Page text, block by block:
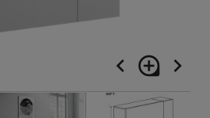
navigate_before loupe navigate_next